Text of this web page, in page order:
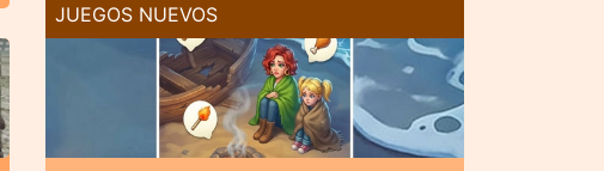
JUEGOS NUEVOS